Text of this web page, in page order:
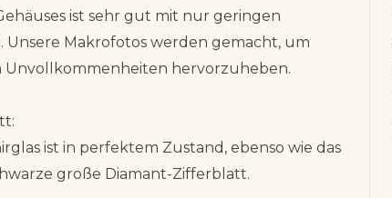
ist sehr gut mit nur geringen
Unsere Makrofotos werden gemacht, um
Unvollkommenheiten hervorzuheben.
ist in perfektem Zustand, ebenso wie das
große Diamant-Zifferblatt.